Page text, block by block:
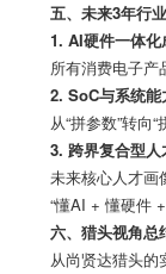
五、未来3年行
1. AI硬件一体
所有消费电子产
2. SoC与系统
从“拼参数”转向“
3. 跨界复合型
未来核心人才画
“懂AI + 懂硬件+
六、猎头视角总
从尚贤达猎头的